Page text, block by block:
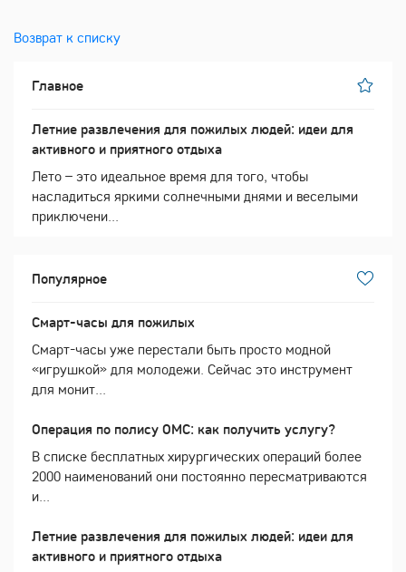
Возврат к списку
Главное
Летние развлечения для пожилых людей: идеи для
активного и приятного отдыха
Лето – это идеальное время для того, чтобы
насладиться яркими солнечными днями и веселыми
приключени...
Популярное
Смарт-часы для пожилых
Смарт-часы уже перестали быть просто модной
«игрушкой» для молодежи. Сейчас это инструмент
для монит...
Операция по полису ОМС: как получить услугу?
В списке бесплатных хирургических операций более
2000 наименований они постоянно пересматриваются
и...
Летние развлечения для пожилых людей: идеи для
активного и приятного отдыха